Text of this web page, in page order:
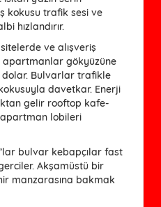
kokusu trafik sesi ve
hızlandırır.
ve alışveriş
apartmanlar gökyüzüne
dolar. Bulvarlar trafikle
davetkar. Enerji
gelir rooftop kafe-
lobileri
bulvar kebapçılar fast
Akşamüstü bir
manzarasına bakmak